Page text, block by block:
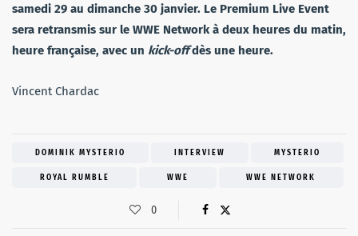
samedi 29 au dimanche 30 janvier. Le Premium Live Event
sera retransmis sur le WWE Network à deux heures du matin,
heure française, avec un kick-offdès une heure.
Vincent Chardac
DOMINIK MYSTERIO INTERVIEW MYSTERIO
ROYAL RUMBLE WWE WWE NETWORK
0